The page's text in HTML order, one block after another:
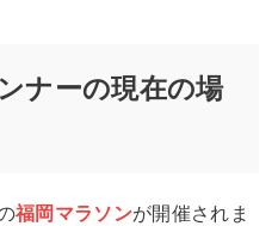
ナーの現在の場
福岡マラソンが開催されま